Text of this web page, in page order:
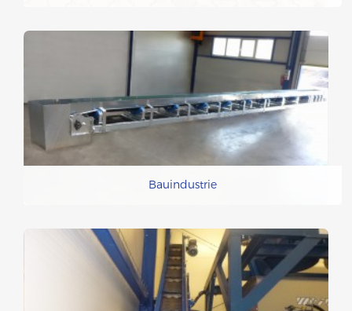
Bauindustrie